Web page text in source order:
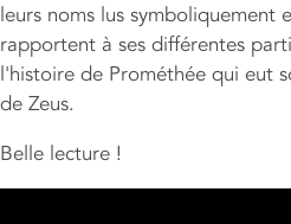
leurs noms lus symboliquement
rapportent à ses différentes
l'histoire de Prométhée qui eut
de Zeus.
Belle lecture !